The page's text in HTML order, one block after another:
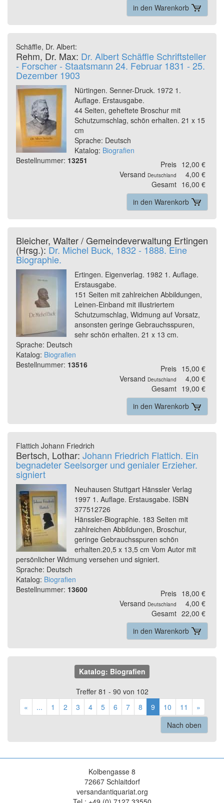
in den Warenkorb
Schäffle, Dr. Albert:
Rehm, Dr. Max: Dr. Albert Schäffle Schriftsteller
- Forscher - Staatsmann 24. Februar 1831 - 25.
Dezember 1903
Nürtingen. Senner-Druck. 1972 1.
Auflage. Erstausgabe.
44 Seiten, geheftete Broschur mit
Schutzumschlag, schön erhalten. 21 x 15
cm
Sprache: Deutsch
Katalog: Biografien
Bestellnummer: 13251 Preis 12,00 €
Versand Deutschland
4,00 €
Gesamt 16,00 €
in den Warenkorb
Bleicher, Walter / Gemeindeverwaltung Ertingen
(Hrsg.): Dr. Michel Buck, 1832 - 1888. Eine
Biographie.
Ertingen. Eigenverlag. 1982 1. Auflage.
Erstausgabe.
151 Seiten mit zahlreichen Abbildungen,
Leinen-Einband mit illustriertem
Schutzumschlag, Widmung auf Vorsatz,
ansonsten geringe Gebrauchsspuren,
sehr schön erhalten. 21 x 13 cm.
Sprache: Deutsch
Katalog: Biografien
Bestellnummer: 13516 Preis 15,00 €
Versand Deutschland
4,00 €
Gesamt 19,00 €
in den Warenkorb
Flattich Johann Friedrich
Bertsch, Lothar: Johann Friedrich Flattich. Ein
begnadeter Seelsorger und genialer Erzieher.
signiert
Neuhausen Stuttgart Hänssler Verlag
1997 1. Auflage. Erstausgabe. ISBN
377512726
Hänssler-Biographie. 183 Seiten mit
zahlreichen Abbildungen, Broschur,
geringe Gebrauchsspuren schön
erhalten.20,5 x 13,5 cm Vom Autor mit
persönlicher Widmung versehen und signiert.
Sprache: Deutsch
Katalog: Biografien
Bestellnummer: 13600 Preis 18,00 €
Versand Deutschland
4,00 €
Gesamt 22,00 €
in den Warenkorb
Katalog: Biografien
Treffer 81 - 90 von 102
«
... 1 2 3 4 5 6 7 8 9 10 11
»
Nach oben
Kolbengasse 8
72667 Schlaitdorf
versandantiquariat.org